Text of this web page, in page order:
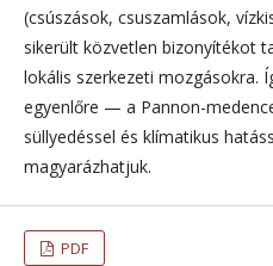
(csúszások, csuszamlások,
sikerült közvetlen bizonyítékot
lokális szerkezeti
egyenlőre — a Pannon-
süllyedéssel és klímatikus
magyarázhatjuk.
PDF